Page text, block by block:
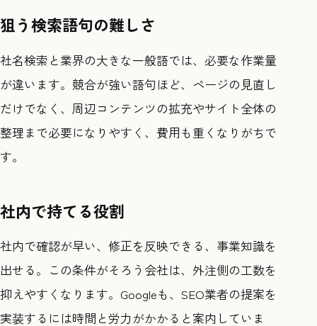
狙う検索語句の難しさ
社名検索と業界の大きな一般語では、必要な作業量
が違います。競合が強い語句ほど、ページの見直し
だけでなく、周辺コンテンツの拡充やサイト全体の
整理まで必要になりやすく、費用も重くなりがちで
す。
社内で持てる役割
社内で確認が早い、修正を反映できる、事業知識を
出せる。この条件がそろう会社は、外注側の工数を
抑えやすくなります。Googleも、SEO業者の提案を
実装するには時間と労力がかかると案内していま